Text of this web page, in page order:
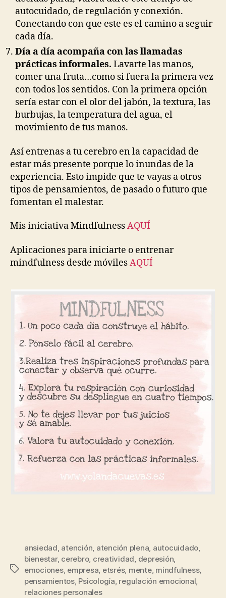
autocuidado, de regulación y conexión.
Conectando con que este es el camino a seguir
cada día.
Día a día acompaña con las llamadas
prácticas informales. Lavarte las manos,
comer una fruta…como si fuera la primera vez
con todos los sentidos. Con la primera opción
sería estar con el olor del jabón, la textura, las
burbujas, la temperatura del agua, el
movimiento de tus manos.
Así entrenas a tu cerebro en la capacidad de
estar más presente porque lo inundas de la
experiencia. Esto impide que te vayas a otros
tipos de pensamientos, de pasado o futuro que
fomentan el malestar.
Mis iniciativa MindfulnessAQUÍ
Aplicaciones para iniciarte o entrenar
mindfulness desde móvilesAQUÍ
ansiedad, atención, atención plena, autocuidado,
bienestar, cerebro, creatividad, depresión,
emociones, empresa, etsrés, mente, mindfulness,
pensamientos, Psicología, regulación emocional,
relaciones personales